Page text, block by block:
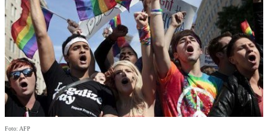
Foto: AFP